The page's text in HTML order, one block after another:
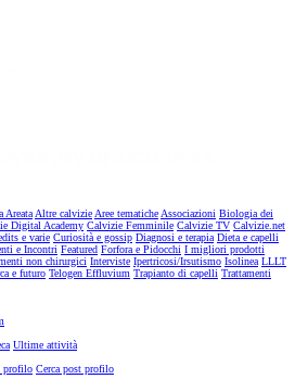
AreataAltre calvizieAree tematicheAssociazioni Biologia dei
Digital Academy Calvizie Femminile Calvizie TV Calvizie.net
e varie Curiosità e gossip Diagnosi e terapia Dieta e capelli
e Incontri Featured Forfora e Pidocchi I migliori prodotti
non chirurgici Interviste Ipertricosi/Irsutismo Isolinea LLLT
e futuro Telogen Effluvium Trapianto di capelli Trattamenti
Ultime attività
profilo Cerca post profilo